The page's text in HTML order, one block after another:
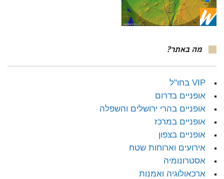
מה באתר?
VIP בחו"ל
אופניים בדרום
אופניים בהרי ירושלים והשפלה
אופניים במרכז
אופניים בצפון
אירועים וארוחות שטח
אסטרונומיה
ארכאולוגיה ואמנות